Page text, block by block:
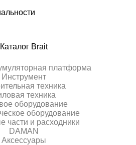
Каталог Brait
платформа
Инcтрумент
техника
техника
оборудование
оборудование
части и расходники
DAMAN
Аксессуары